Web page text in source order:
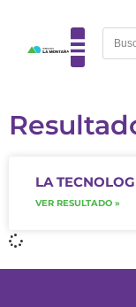
LA
VER RESULTADO »